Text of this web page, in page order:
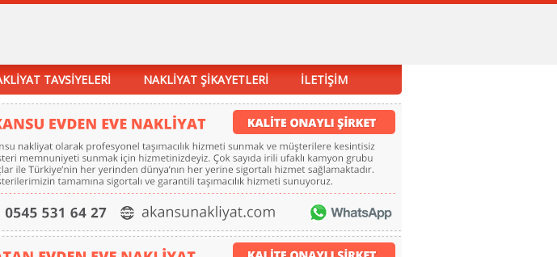
TAVSİYELERİ NAKLİYAT ŞİKAYETLERİ İLETİŞİM